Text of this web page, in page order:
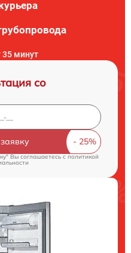
35 минут
со
Вы соглашаетесь cполитикой